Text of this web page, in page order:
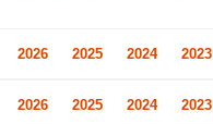
2026 2025 2024 2023
2026 2025 2024 2023